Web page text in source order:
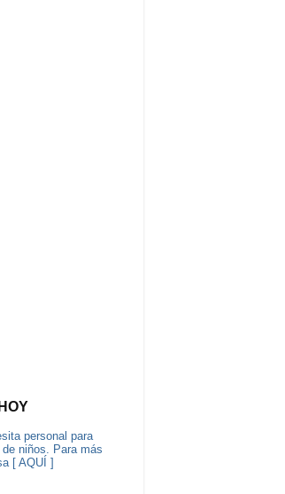
personal para
de niños. Para más
[ AQUÍ ]